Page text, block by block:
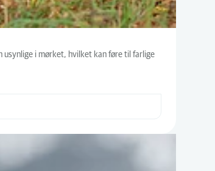
i mørket, hvilket kan føre til farlige